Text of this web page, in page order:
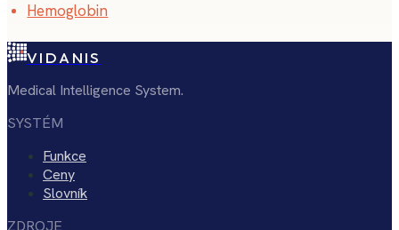
Hemoglobin
VIDANIS
Medical Intelligence System.
SYSTÉM
Funkce
Ceny
Slovník
ZDROJE